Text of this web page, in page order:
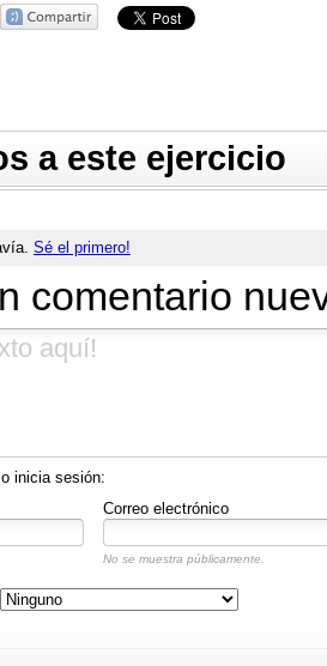
a este ejercicio
Sé el primero!
comentario
inicia sesión:
Correo electrónico
No se muestra públicamente.